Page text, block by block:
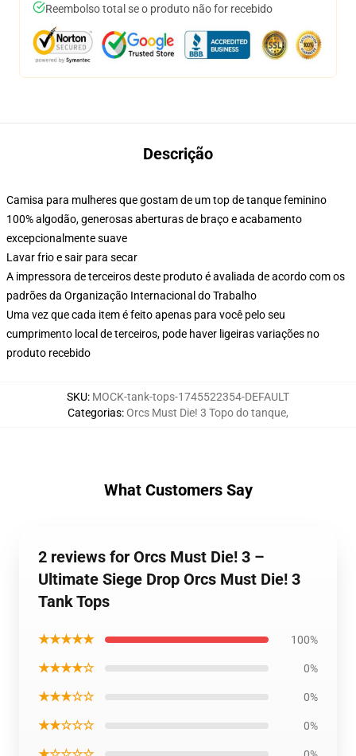
Reembolso total se o produto não for recebido
Descrição
Camisa para mulheres que gostam de um top de tanque feminino
100% algodão, generosas aberturas de braço e acabamento
excepcionalmente suave
Lavar frio e sair para secar
A impressora de terceiros deste produto é avaliada de acordo com os
padrões da Organização Internacional do Trabalho
Uma vez que cada item é feito apenas para você pelo seu
cumprimento local de terceiros, pode haver ligeiras variações no
produto recebido
SKU: MOCK-tank-tops-1745522354-DEFAULT
Categorias:Orcs Must Die! 3 Topo do tanque,
What Customers Say
2 reviews for Orcs Must Die! 3 –
Ultimate Siege Drop Orcs Must Die! 3
Tank Tops
★★★★★ 100%
★★★★☆ 0%
★★★☆☆ 0%
★★☆☆☆ 0%